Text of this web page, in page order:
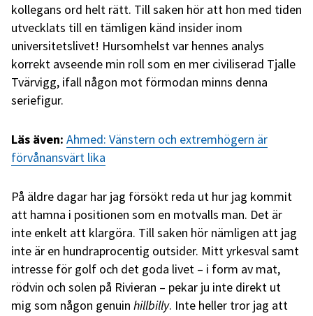
kollegans ord helt rätt. Till saken hör att hon med tiden
utvecklats till en tämligen känd insider inom
universitetslivet! Hursomhelst var hennes analys
korrekt avseende min roll som en mer civiliserad Tjalle
Tvärvigg, ifall någon mot förmodan minns denna
seriefigur.
Läs även: Ahmed: Vänstern och extremhögern är
förvånansvärt lika
På äldre dagar har jag försökt reda ut hur jag kommit
att hamna i positionen som en motvalls man. Det är
inte enkelt att klargöra. Till saken hör nämligen att jag
inte är en hundraprocentig outsider. Mitt yrkesval samt
intresse för golf och det goda livet – i form av mat,
rödvin och solen på Rivieran – pekar ju inte direkt ut
mig som någon genuin hillbilly. Inte heller tror jag att